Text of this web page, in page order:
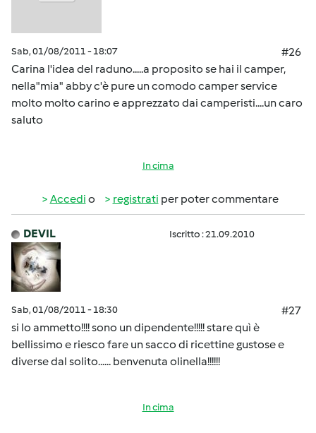
Sab, 01/08/2011 - 18:07
#26
Carina l'idea del raduno.....a proposito se hai il camper,
nella"mia" abby c'è pure un comodo camper service
molto molto carino e apprezzato dai camperisti....un caro
saluto
In cima
Accedi o registrati per poter commentare
DEVIL Iscritto : 21.09.2010
Sab, 01/08/2011 - 18:30
#27
si lo ammetto!!!! sono un dipendente!!!!! stare quì è
bellissimo e riesco fare un sacco di ricettine gustose e
diverse dal solito...... benvenuta olinella!!!!!!
In cima